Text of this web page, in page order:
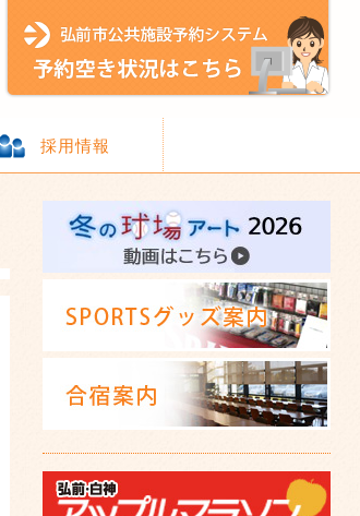
採用情報